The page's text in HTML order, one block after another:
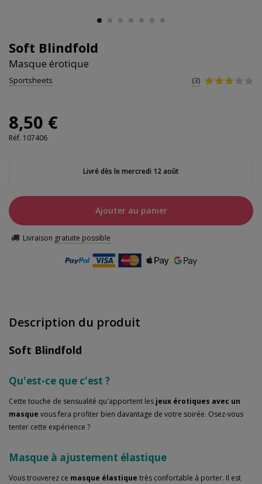
Soft Blindfold
Masque érotique
Sportsheets (3)
8,50 €
Réf. 107406
Livré dès le mercredi 12 août
Ajouter au panier
Livraison gratuite possible
Description du produit
Soft Blindfold
Qu'est-ce que c'est ?
Cette touche de sensualité qu'apportent les jeux érotiques avec un
masque vous fera profiter bien davantage de votre soirée. Osez-vous
tenter cette expérience ?
Masque à ajustement élastique
Vous trouverez ce masque élastique très confortable à porter. Il est